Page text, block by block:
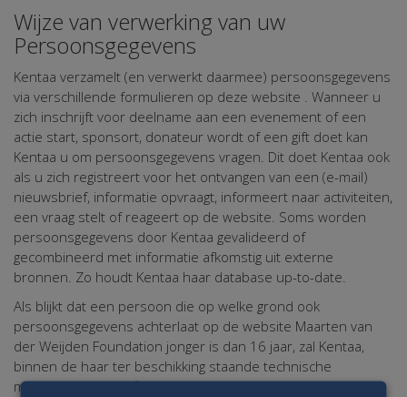
Wijze van verwerking van uw
Persoonsgegevens
Kentaa verzamelt (en verwerkt daarmee) persoonsgegevens
via verschillende formulieren op deze website . Wanneer u
zich inschrijft voor deelname aan een evenement of een
actie start, sponsort, donateur wordt of een gift doet kan
Kentaa u om persoonsgegevens vragen. Dit doet Kentaa ook
als u zich registreert voor het ontvangen van een (e-mail)
nieuwsbrief, informatie opvraagt, informeert naar activiteiten,
een vraag stelt of reageert op de website. Soms worden
persoonsgegevens door Kentaa gevalideerd of
gecombineerd met informatie afkomstig uit externe
bronnen. Zo houdt Kentaa haar database up-to-date.
Als blijkt dat een persoon die op welke grond ook
persoonsgegevens achterlaat op de website Maarten van
der Weijden Foundation jonger is dan 16 jaar, zal Kentaa,
binnen de haar ter beschikking staande technische
mogelijkheden, verifiëren of deze gegevens met